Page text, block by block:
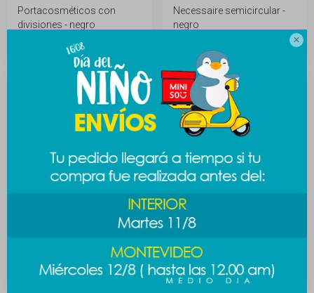

Portacosméticos con
divisiones - negro
Necessaire semicircular -
negro
219
389